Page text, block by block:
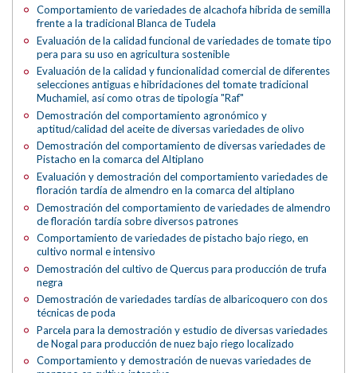
Comportamiento de variedades de alcachofa híbrida de semilla
frente a la tradicional Blanca de Tudela
Evaluación de la calidad funcional de variedades de tomate tipo
pera para su uso en agricultura sostenible
Evaluación de la calidad y funcionalidad comercial de diferentes
selecciones antiguas e hibridaciones del tomate tradicional
Muchamiel, así como otras de tipología "Raf"
Demostración del comportamiento agronómico y
aptitud/calidad del aceite de diversas variedades de olivo
Demostración del comportamiento de diversas variedades de
Pistacho en la comarca del Altiplano
Evaluación y demostración del comportamiento variedades de
floración tardía de almendro en la comarca del altiplano
Demostración del comportamiento de variedades de almendro
de floración tardía sobre diversos patrones
Comportamiento de variedades de pistacho bajo riego, en
cultivo normal e intensivo
Demostración del cultivo de Quercus para producción de trufa
negra
Demostración de variedades tardías de albaricoquero con dos
técnicas de poda
Parcela para la demostración y estudio de diversas variedades
de Nogal para producción de nuez bajo riego localizado
Comportamiento y demostración de nuevas variedades de